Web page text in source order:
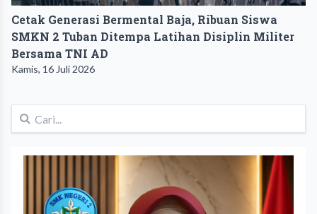
Cetak Generasi Bermental Baja, Ribuan Siswa
SMKN 2 Tuban Ditempa Latihan Disiplin Militer
Bersama TNI AD
Kamis, 16 Juli 2026